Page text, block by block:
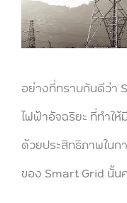
อย่างที่ทราบกันดีว่า
ไฟฟ้าอัจฉริยะ ที่ทำใ
ด้วยประสิทธิภาพในก
ของ Smart Grid นั้น